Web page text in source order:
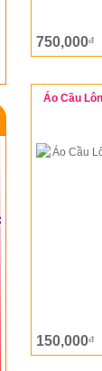
750,000đ
Áo Cầu
150,000đ